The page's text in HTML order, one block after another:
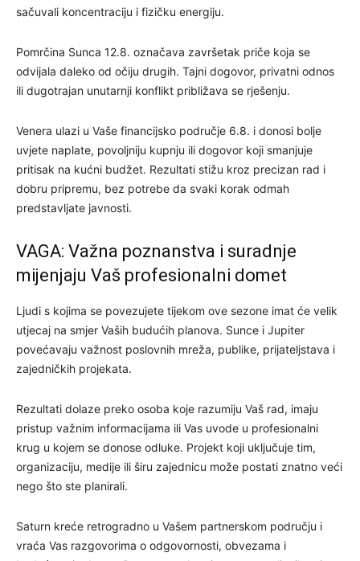
sačuvali koncentraciju i fizičku energiju.
Pomrčina Sunca 12.8. označava završetak priče koja se
odvijala daleko od očiju drugih. Tajni dogovor, privatni odnos
ili dugotrajan unutarnji konflikt približava se rješenju.
Venera ulazi u Vaše financijsko područje 6.8. i donosi bolje
uvjete naplate, povoljniju kupnju ili dogovor koji smanjuje
pritisak na kućni budžet. Rezultati stižu kroz precizan rad i
dobru pripremu, bez potrebe da svaki korak odmah
predstavljate javnosti.
VAGA: Važna poznanstva i suradnje
mijenjaju Vaš profesionalni domet
Ljudi s kojima se povezujete tijekom ove sezone imat će velik
utjecaj na smjer Vaših budućih planova. Sunce i Jupiter
povećavaju važnost poslovnih mreža, publike, prijateljstava i
zajedničkih projekata.
Rezultati dolaze preko osoba koje razumiju Vaš rad, imaju
pristup važnim informacijama ili Vas uvode u profesionalni
krug u kojem se donose odluke. Projekt koji uključuje tim,
organizaciju, medije ili širu zajednicu može postati znatno veći
nego što ste planirali.
Saturn kreće retrogradno u Vašem partnerskom području i
vraća Vas razgovorima o odgovornosti, obvezama i